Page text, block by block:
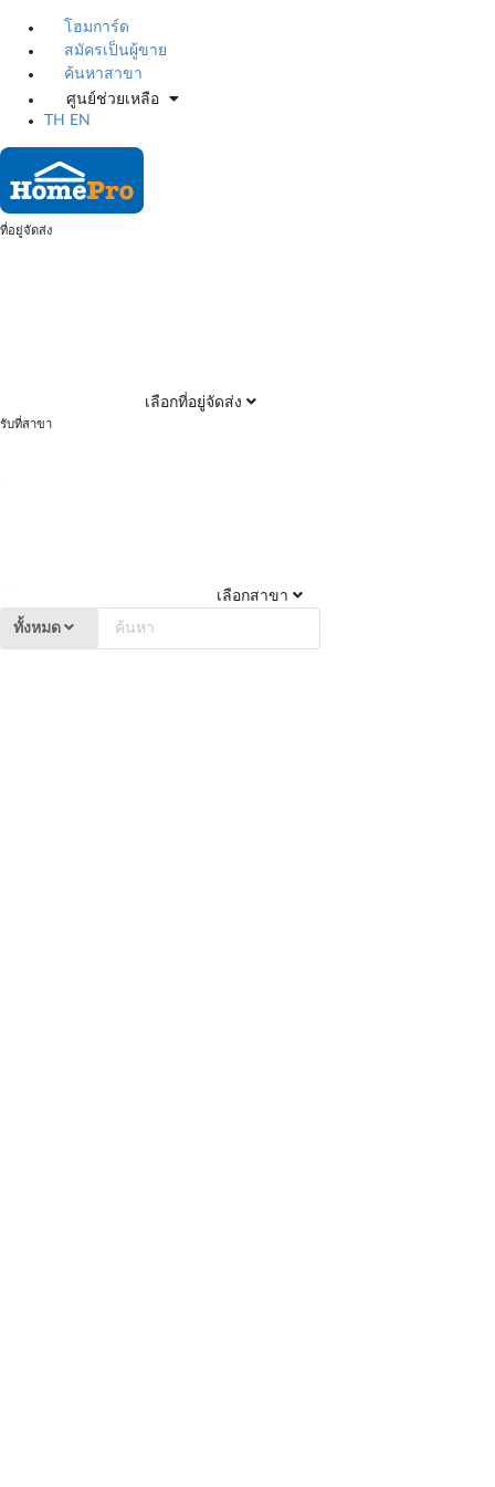
โฮมการ์ด
สมัครเป็นผู้ขาย
ค้นหาสาขา
ศูนย์ช่วยเหลือ
TH
EN
ที่อยู่จัดส่ง
เลือกที่อยู่จัดส่ง
รับที่สาขา
เลือกสาขา
ทั้งหมด